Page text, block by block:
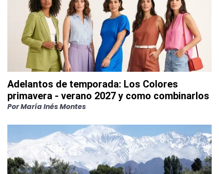
Adelantos de temporada: Los Colores
primavera - verano 2027 y como combinarlos
PorMaría Inés Montes